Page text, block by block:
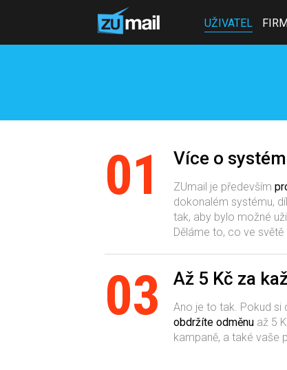
UŽIVATEL
01 Více o
ZUmail je především
dokonalém systému,
tak, aby bylo možné
Děláme to, co ve
03 Až 5 Kč za
Ano je to tak. Pokud si
obdržíte odměnu až 5
kampaně, a také vaše